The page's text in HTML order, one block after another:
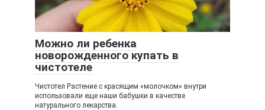
Можно ли ребенка
новорожденного купать в
чистотеле
Чистотел Растение с красящим «молочком» внутри
использовали еще наши бабушки в качестве
натурального лекарства.